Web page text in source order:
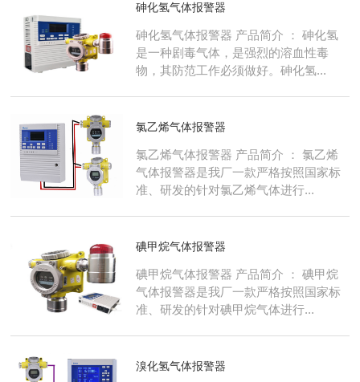
砷化氢气体报警器
砷化氢气体报警器 产品简介 ： 砷化氢
是一种剧毒气体，是强烈的溶血性毒
物，其防范工作必须做好。砷化氢...
氯乙烯气体报警器
氯乙烯气体报警器 产品简介 ： 氯乙烯
气体报警器是我厂一款严格按照国家标
准、研发的针对氯乙烯气体进行...
碘甲烷气体报警器
碘甲烷气体报警器 产品简介 ： 碘甲烷
气体报警器是我厂一款严格按照国家标
准、研发的针对碘甲烷气体进行...
溴化氢气体报警器